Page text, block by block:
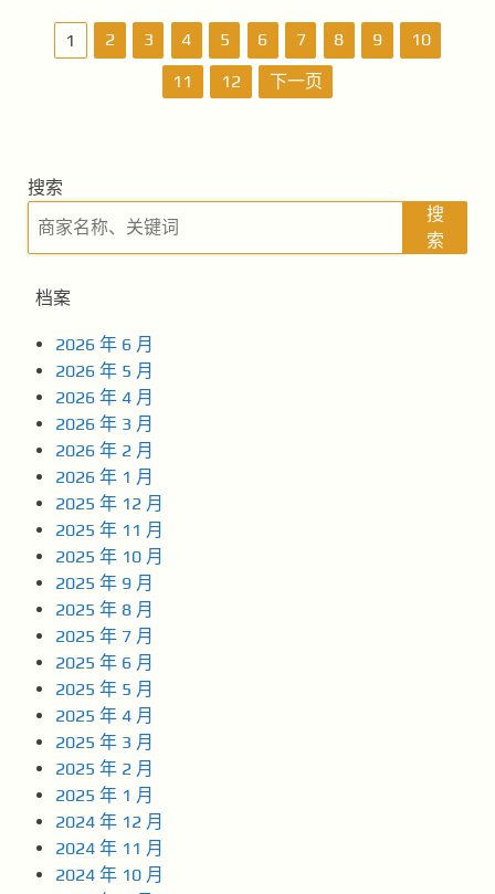
1 2 3 4 5 6 7 8 9 10
11 12 下一页
搜索
搜
索
档案
2026 年 6 月
2026 年 5 月
2026 年 4 月
2026 年 3 月
2026 年 2 月
2026 年 1 月
2025 年 12 月
2025 年 11 月
2025 年 10 月
2025 年 9 月
2025 年 8 月
2025 年 7 月
2025 年 6 月
2025 年 5 月
2025 年 4 月
2025 年 3 月
2025 年 2 月
2025 年 1 月
2024 年 12 月
2024 年 11 月
2024 年 10 月